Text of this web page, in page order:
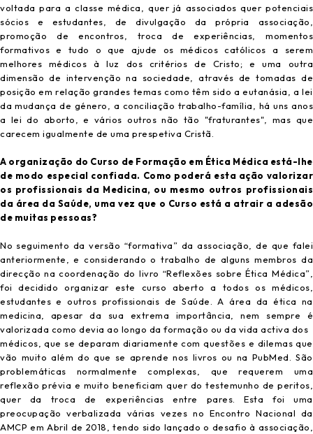
voltada para a classe médica, quer já associados quer potenciais
sócios e estudantes, de divulgação da própria associação,
promoção de encontros, troca de experiências, momentos
formativos e tudo o que ajude os médicos católicos a serem
melhores médicos à luz dos critérios de Cristo; e uma outra
dimensão de intervenção na sociedade, através de tomadas de
posição em relação grandes temas como têm sido a eutanásia, a lei
da mudança de género, a conciliação trabalho-família, há uns anos
a lei do aborto, e vários outros não tão "fraturantes", mas que
carecem igualmente de uma prespetiva Cristã.
A organização do Curso de Formação em Ética Médica está-lhe
de modo especial confiada. Como poderá esta ação valorizar
os profissionais da Medicina, ou mesmo outros profissionais
da área da Saúde, uma vez que o Curso está a atrair a adesão
de muitas pessoas?
No seguimento da versão “formativa” da associação, de que falei
anteriormente, e considerando o trabalho de alguns membros da
direcção na coordenação do livro “Reflexões sobre Ética Médica”,
foi decidido organizar este curso aberto a todos os médicos,
estudantes e outros profissionais de Saúde. A área da ética na
medicina, apesar da sua extrema importância, nem sempre é
valorizada como devia ao longo da formação ou da vida activa dos
médicos, que se deparam diariamente com questões e dilemas que
vão muito além do que se aprende nos livros ou na PubMed. São
problemáticas normalmente complexas, que requerem uma
reflexão prévia e muito beneficiam quer do testemunho de peritos,
quer da troca de experiências entre pares. Esta foi uma
preocupação verbalizada várias vezes no Encontro Nacional da
AMCP em Abril de 2018, tendo sido lançado o desafio à associação,